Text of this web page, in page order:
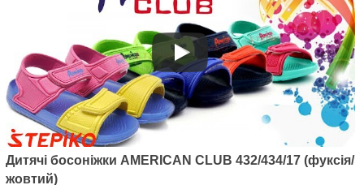
Артикул: 468/21
Дитячі босоніжки American club
468/21 (м`ята)
675грн.
Дитячі босоніжки AMERICAN CLUB 432/434/17 (фуксія/
жовтий)